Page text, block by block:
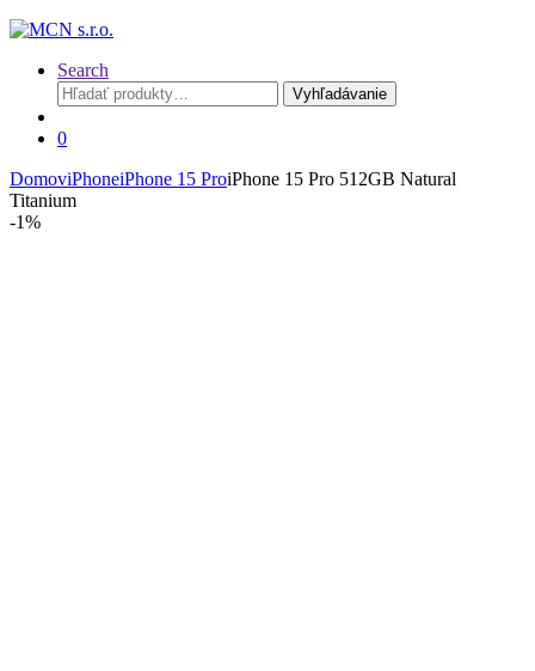
Search
Hľadať:
Vyhľadávanie
0
DomoviPhoneiPhone 15 ProiPhone 15 Pro 512GB Natural
Titanium
-1%